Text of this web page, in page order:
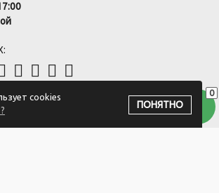
0
cookies
ПОНЯТНО
РАССЫЛКУ